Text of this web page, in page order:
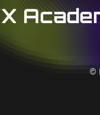
©